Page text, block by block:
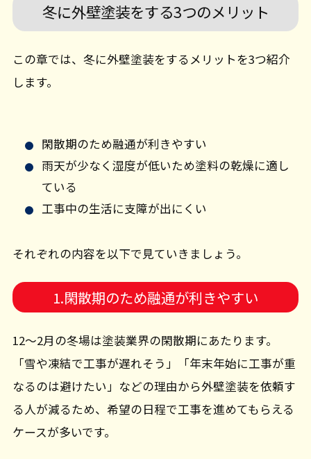
冬に外壁塗装をする3つのメリット
この章では、冬に外壁塗装をするメリットを3つ紹介
します。
閑散期のため融通が利きやすい
雨天が少なく湿度が低いため塗料の乾燥に適し
ている
工事中の生活に支障が出にくい
それぞれの内容を以下で見ていきましょう。
1.閑散期のため融通が利きやすい
12～2月の冬場は塗装業界の閑散期にあたります。
「雪や凍結で工事が遅れそう」「年末年始に工事が重
なるのは避けたい」などの理由から外壁塗装を依頼す
る人が減るため、希望の日程で工事を進めてもらえる
ケースが多いです。